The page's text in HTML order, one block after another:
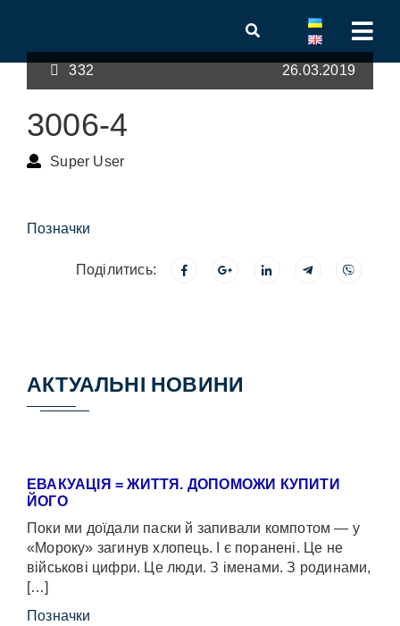
332 26.03.2019
3006-4
Super User
Позначки
Поділитись:
АКТУАЛЬНІ НОВИНИ
ЕВАКУАЦІЯ = ЖИТТЯ. ДОПОМОЖИ КУПИТИ
ЙОГО
Поки ми доїдали паски й запивали компотом — у
«Мороку» загинув хлопець. І є поранені. Це не
військові цифри. Це люди. З іменами. З родинами,
[…]
Позначки